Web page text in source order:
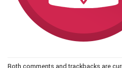
Both comments and trackbacks are